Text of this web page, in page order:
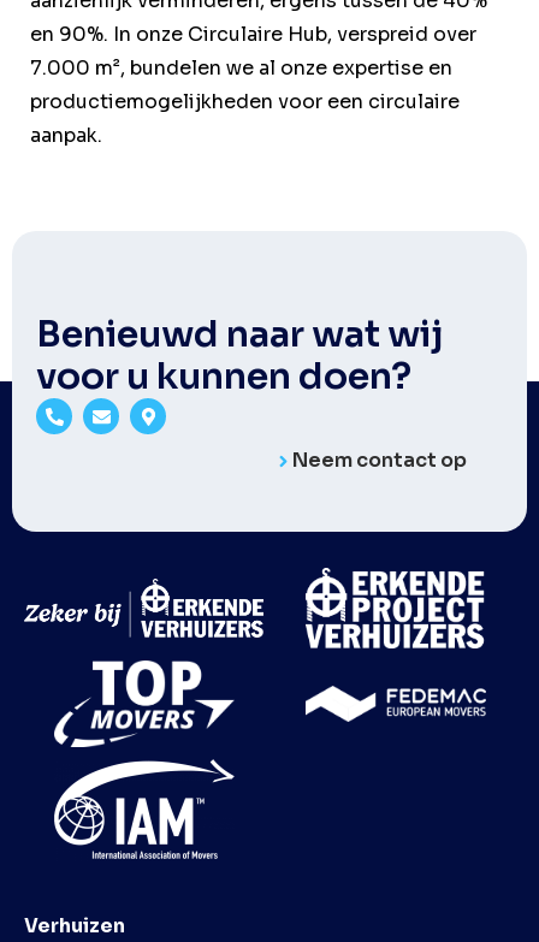
en 90%. In onze Circulaire Hub, verspreid over
7.000 m², bundelen we al onze expertise en
productiemogelijkheden voor een circulaire
aanpak.
Benieuwd naar wat wij
voor u kunnen doen?
Neem contact op
Verhuizen